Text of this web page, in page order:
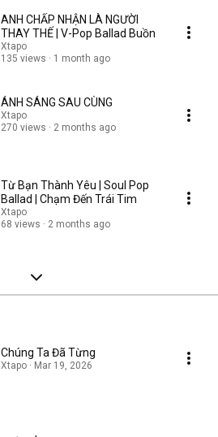
ANH CHẤP NHẬN LÀ NGƯỜI
THAY THẾ | V-Pop Ballad Buồn
Xtapo
135 views
1 month ago
ÁNH SÁNG SAU CÙNG
Xtapo
270 views
2 months ago
Từ Bạn Thành Yêu | Soul Pop
Ballad | Chạm Đến Trái Tim
Xtapo
68 views
2 months ago
Chúng Ta Đã Từng
Xtapo · Mar 19, 2026